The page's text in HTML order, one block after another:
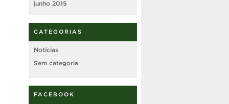
junho 2015
CATEGORIAS
Notícias
Sem categoria
FACEBOOK